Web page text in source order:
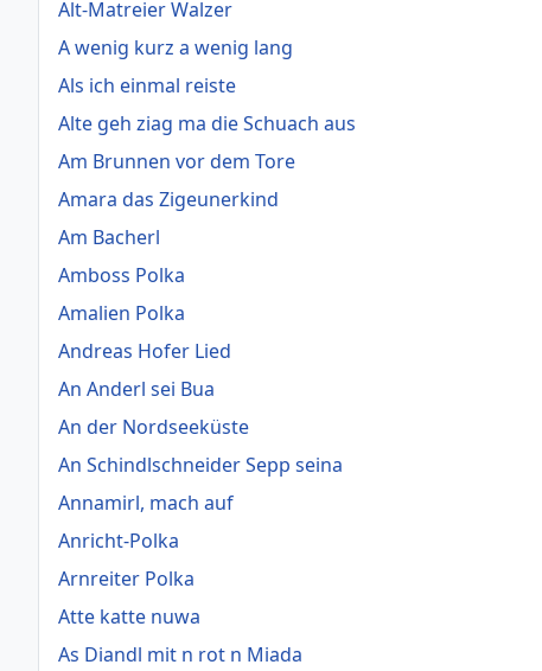
Alt-Matreier Walzer
A wenig kurz a wenig lang
Als ich einmal reiste
Alte geh ziag ma die Schuach aus
Am Brunnen vor dem Tore
Amara das Zigeunerkind
Am Bacherl
Amboss Polka
Amalien Polka
Andreas Hofer Lied
An Anderl sei Bua
An der Nordseeküste
An Schindlschneider Sepp seina
Annamirl, mach auf
Anricht-Polka
Arnreiter Polka
Atte katte nuwa
As Diandl mit n rot n Miada